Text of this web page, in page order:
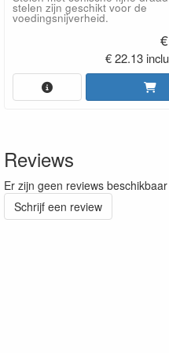
stelen zijn geschikt voor de
voedingsnijverheid.
€ 22.13
Reviews
Er zijn geen reviews
Schrijf een review